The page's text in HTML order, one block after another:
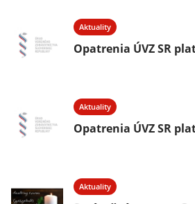
Aktuality
Opatrenia ÚVZ SR
Aktuality
Opatrenia ÚVZ SR
Aktuality